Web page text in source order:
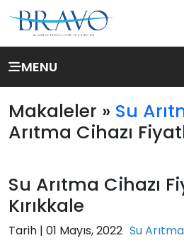
MENU
Makaleler » Su
Arıtma Cihazı
Su Arıtma Cihazı
Kırıkkale
Tarih | 01 Mayıs, 2022 Su